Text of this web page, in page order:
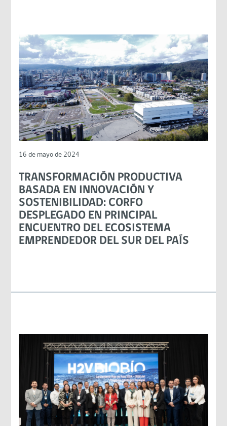
16 de mayo de 2024
TRANSFORMACIÓN PRODUCTIVA
BASADA EN INNOVACIÓN Y
SOSTENIBILIDAD: CORFO
DESPLEGADO EN PRINCIPAL
ENCUENTRO DEL ECOSISTEMA
EMPRENDEDOR DEL SUR DEL PAÍS